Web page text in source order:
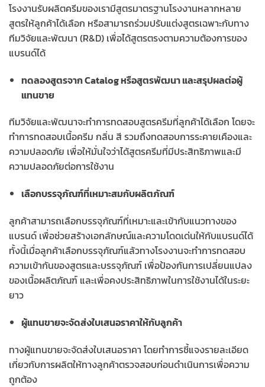
โรงงานรับผลิตครีมของเรามีสูตรมาตรฐานโรงงานหลากหลาย
สูตรให้ลูกค้าได้เลือก หรือสามารถร่วมปรับแต่งสูตรเฉพาะกับทาง
ทีมวิจัยและพัฒนา (R&D) เพื่อได้สูตรตรงตามความต้องการของ
แบรนด์ได้
ทดลองสูตรจาก Catalog หรือสูตรพัฒนา และสรุปผลต่อผู้
แทนขาย
ทีมวิจัยและพัฒนาจะทำการทดสอบสูตรครีมที่ลูกค้าได้เลือก โดยจะ
ทำการทดสอบเนื้อครีม กลิ่น สี รวมถึงทดสอบการระคายเคืองและ
ความปลอดภัย เพื่อให้มั่นใจว่าได้สูตรครีมที่มีประสิทธิภาพและมี
ความปลอดภัยต่อการใช้งาน
เลือกบรรจุภัณฑ์ที่เหมาะสมกับผลิตภัณฑ์
ลูกค้าสามารถเลือกบรรจุภัณฑ์ที่เหมาะและเข้ากับแนวทางของ
แบรนด์ เพื่อช่วยสร้างเอกลักษณ์และความโดดเด่นให้กับแบรนด์ได้
ทั้งนี้เมื่อลูกค้าเลือกบรรจุภัณฑ์แล้วทางโรงงานจะทำการทดสอบ
ความเข้ากันของสูตรและบรรจุภัณฑ์ เพื่อป้องกันการเปลี่ยนแปลง
ของเนื้อผลิตภัณฑ์ และเพื่อคงประสิทธิภาพในการใช้งานได้ในระยะ
ยาว
ผู้แทนขายจะจัดส่งใบเสนอราคาให้กับลูกค้า
ทางผู้แทนขายจะจัดส่งใบเสนอราคา โดยทำการชี้แจงรายละเอียด
เกี่ยวกับการผลิตให้ทางลูกค้าตรวจสอบก่อนดำเนินการเพื่อความ
ถูกต้อง